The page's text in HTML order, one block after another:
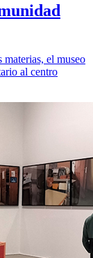
materias, el museo
al centro